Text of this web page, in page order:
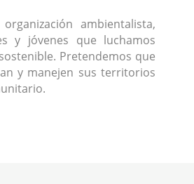
ambientalista,
y jóvenes que luchamos
Pretendemos que
y manejen sus territorios